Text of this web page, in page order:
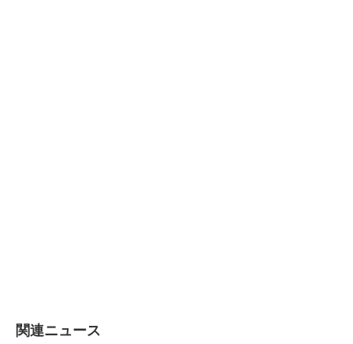
関連ニュース